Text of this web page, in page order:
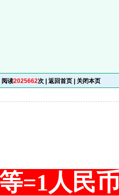
阅读2025662次 | 返回首页 关闭本页
=1人民币